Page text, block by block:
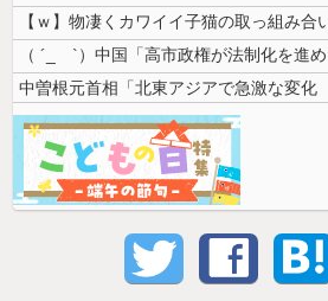
【ｗ】物凄くカワイイ子猫の取っ組み合
中曽根元首相「北東アジアで急激な変化